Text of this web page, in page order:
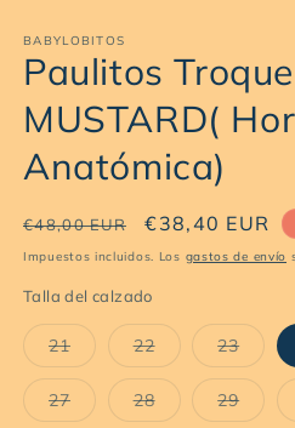
una
ventana
modal
BABYLOBITOS
Paulitos
MUSTARD(
Anatómica)
Precio
habitual
€48,00 EUR
Precio
de
€38,40 EUR
Impuestos incluidos. Los gastos de envío
Talla del calzado
21Variante
agotada
o
no
disponible
22Variante
agotada
o
no
disponible
23
o
no
27Variante
agotada
28Variante
agotada
29